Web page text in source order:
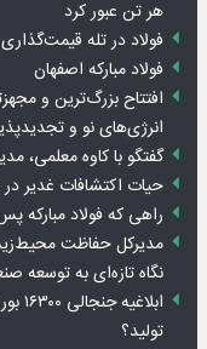
هر تن عبور کرد
فولاد در تله
فولاد مبارکه اصفهان
افتتاح بزرگ‌ترین و
انرژی‌های نو و
گفتگو با کاوه معلمی،
حیات اکتشافات غدیر در
راهی که فولاد
مدیرکل حفاظت
نگاه تازه‌ای به توسعه
تولید؟